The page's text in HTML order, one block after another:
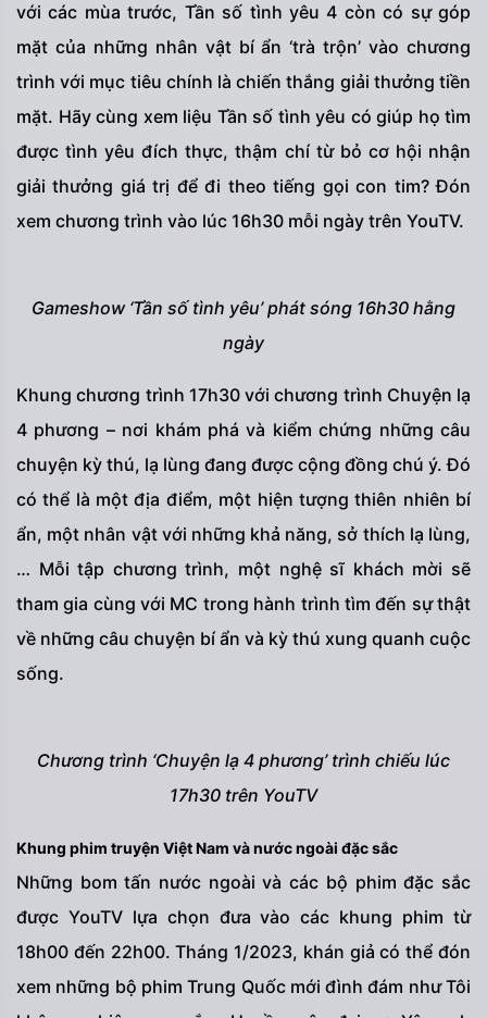
với các mùa trước, Tần số tình yêu 4 còn có sự góp
mặt của những nhân vật bí ẩn ‘trà trộn’ vào chương
trình với mục tiêu chính là chiến thắng giải thưởng tiền
mặt. Hãy cùng xem liệu Tần số tình yêu có giúp họ tìm
được tình yêu đích thực, thậm chí từ bỏ cơ hội nhận
giải thưởng giá trị để đi theo tiếng gọi con tim? Đón
xem chương trình vào lúc 16h30 mỗi ngày trên YouTV.
Gameshow ‘Tần số tình yêu’ phát sóng 16h30 hằng
ngày
Khung chương trình 17h30 với chương trình Chuyện lạ
4 phương – nơi khám phá và kiểm chứng những câu
chuyện kỳ thú, lạ lùng đang được cộng đồng chú ý. Đó
có thể là một địa điểm, một hiện tượng thiên nhiên bí
ẩn, một nhân vật với những khả năng, sở thích lạ lùng,
… Mỗi tập chương trình, một nghệ sĩ khách mời sẽ
tham gia cùng với MC trong hành trình tìm đến sự thật
về những câu chuyện bí ẩn và kỳ thú xung quanh cuộc
sống.
Chương trình ‘Chuyện lạ 4 phương’ trình chiếu lúc
17h30 trên YouTV
Khung phim truyện Việt Nam và nước ngoài đặc sắc
Những bom tấn nước ngoài và các bộ phim đặc sắc
được YouTV lựa chọn đưa vào các khung phim từ
18h00 đến 22h00. Tháng 1/2023, khán giả có thể đón
xem những bộ phim Trung Quốc mới đình đám như Tôi